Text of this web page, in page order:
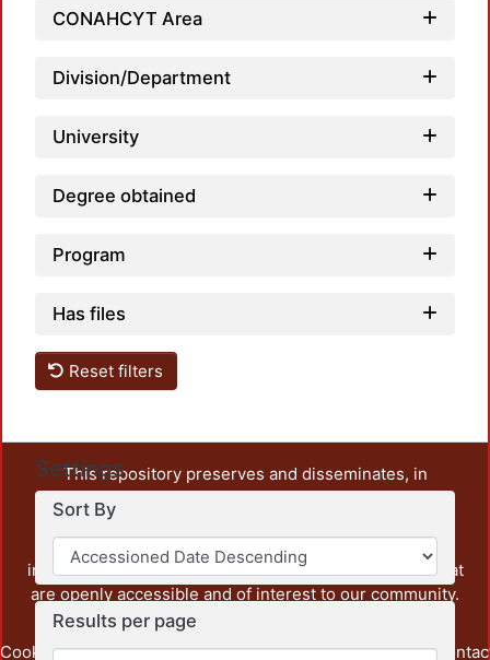
CONAHCYT Area
Division/Department
University
Degree obtained
Program
Has files
Reset filters
Settings
Sort By
Results per page
This repository preserves and disseminates, in
unrestricted open access, the teaching and research
output of UAM Azcapotzalco. It also includes some
administrative and graphic documents from the
institution, as well as content from other institutions that
are openly accessible and of interest to our community.
Cookie Privacy End User Send